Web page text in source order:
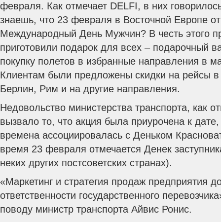
февраля. Как отмечает DELFI, в них
знаешь, что 23 февраля в Восточной Европе
Международный День Мужчин? В честь этого
приготовили подарок для всех – подарочный
покупку полетов в избранные направления в
Клиентам были предложены скидки на рейсы
Берлин, Рим и на другие направления.
Недовольство министерства транспорта, как
вызвало то, что акция была приурочена к дате,
времена ассоциировалась с Деньком
время 23 февраля отмечается Денек
неких других постсоветских странах).
«Маркетинг и стратегия продаж предприятия
ответственности государственного
поводу министр транспорта Айвис Ронис.